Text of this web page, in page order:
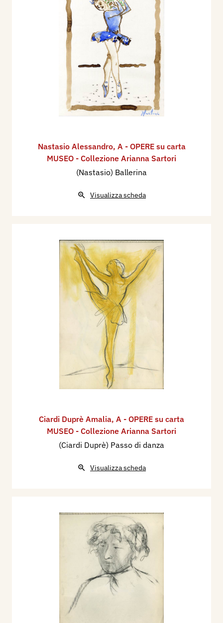
Nastasio Alessandro, A - OPERE su carta
MUSEO - Collezione Arianna Sartori
(Nastasio) Ballerina
Visualizza scheda
Ciardi Duprè Amalia, A - OPERE su carta
MUSEO - Collezione Arianna Sartori
(Ciardi Duprè) Passo di danza
Visualizza scheda